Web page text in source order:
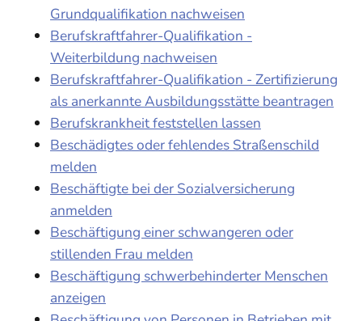
Grundqualifikation nachweisen
Berufskraftfahrer-Qualifikation -
Weiterbildung nachweisen
Berufskraftfahrer-Qualifikation - Zertifizierung
als anerkannte Ausbildungsstätte beantragen
Berufskrankheit feststellen lassen
Beschädigtes oder fehlendes Straßenschild
melden
Beschäftigte bei der Sozialversicherung
anmelden
Beschäftigung einer schwangeren oder
stillenden Frau melden
Beschäftigung schwerbehinderter Menschen
anzeigen